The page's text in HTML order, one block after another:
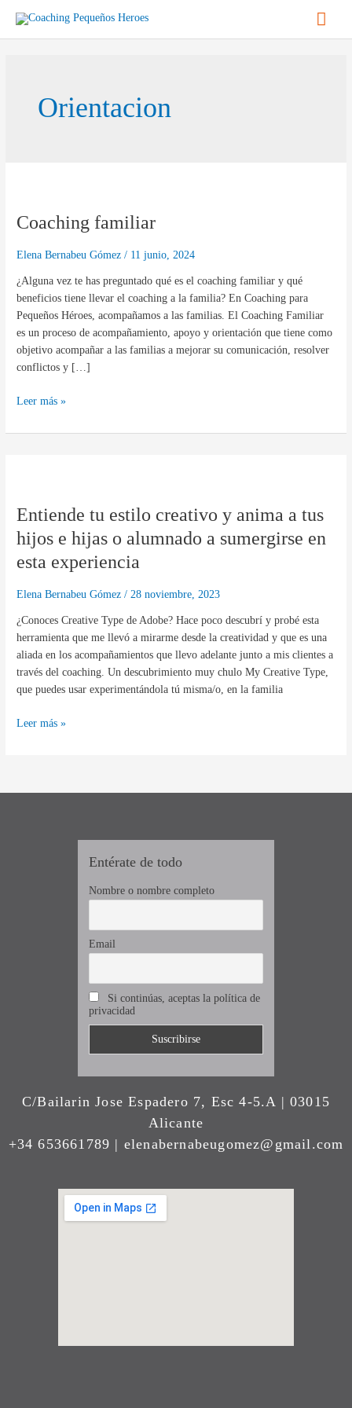
contenido
Orientacion
Coaching familiar
Elena Bernabeu Gómez/ 11 junio, 2024
¿Alguna vez te has preguntado qué es el coaching familiar y qué
beneficios tiene llevar el coaching a la familia? En Coaching para
Pequeños Héroes, acompañamos a las familias. El Coaching Familiar
es un proceso de acompañamiento, apoyo y orientación que tiene como
objetivo acompañar a las familias a mejorar su comunicación, resolver
conflictos y […]
Leer más »
Entiende tu estilo creativo y anima a tus
hijos e hijas o alumnado a sumergirse en
esta experiencia
Elena Bernabeu Gómez/ 28 noviembre, 2023
¿Conoces Creative Type de Adobe? Hace poco descubrí y probé esta
herramienta que me llevó a mirarme desde la creatividad y que es una
aliada en los acompañamientos que llevo adelante junto a mis clientes a
través del coaching. Un descubrimiento muy chulo My Creative Type,
que puedes usar experimentándola tú misma/o, en la familia
estilo
creativo
y
anima
tus
hijos
e
hijas
o
alumnado
sumergirse
Leer más »
Entérate de todo
Nombre o nombre completo
Email
Si continúas, aceptas la política de
privacidad
C/Bailarin Jose Espadero 7, Esc 4-5.A | 03015
Alicante
+34 653661789 | elenabernabeugomez@gmail.com